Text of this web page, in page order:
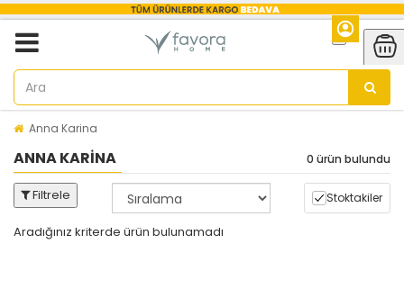
Anna Karina
ANNA KARINA 0 ürün bulundu
Filtrele Stoktakiler
Aradığınız kriterde ürün bulunamadı